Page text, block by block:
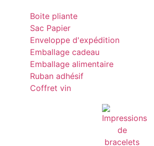
Boite pliante
Sac Papier
Enveloppe d'expédition
Emballage cadeau
Emballage alimentaire
Ruban adhésif
Coffret vin